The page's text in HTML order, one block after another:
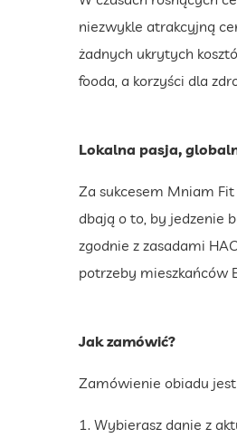
niezwykle atrakcyjną
żadnych ukrytych
fooda, a korzyści dla
Lokalna pasja,
Za sukcesem Mniam
dbają o to, by jedzenie
zgodnie z zasadami
potrzeby mieszkańców
Jak zamówić?
Zamówienie obiadu
1. Wybierasz danie z